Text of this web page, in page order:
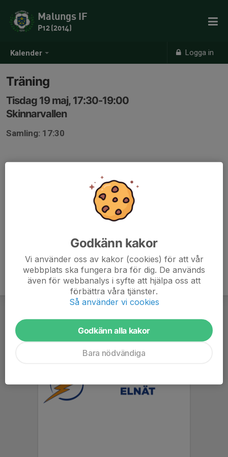
Kalender Logga in
Malungs IF
P12 (2014)
Träning
Tisdag 19 maj, 17:30-19:00
Skinnarvallen
Samling: 17:30
Godkänn kakor
Vi använder oss av kakor (cookies) för att vår
webbplats ska fungera bra för dig. De används
även för webbanalys i syfte att hjälpa oss att
förbättra våra tjänster.
Så använder vi cookies
Godkänn alla kakor
Bara nödvändiga